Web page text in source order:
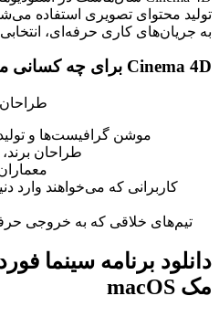
تولید محتوای تصویری استفاده
به جریان‌های کاری حرفه‌ای،
Cinema 4D برای چه
طراحان
موشن گرافیست‌ها و
طراحان
کاربرانی که می‌خواهند وارد
تیم‌های خلاقی که به خروجی
مک macOS